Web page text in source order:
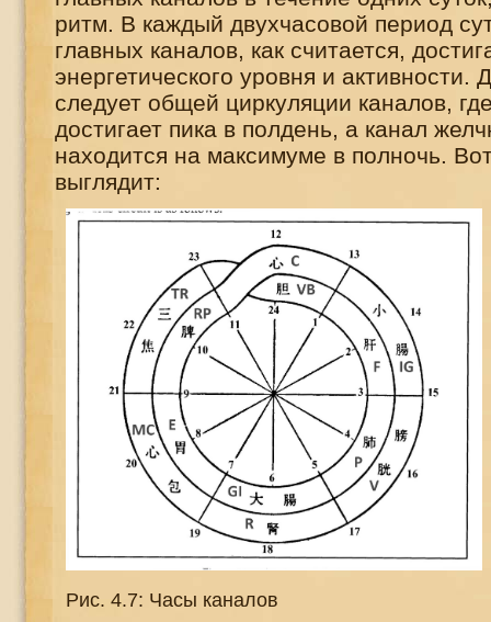
ритм. В каждый двухчасовой период
главных каналов, как считается,
энергетического уровня и
следует общей циркуляции каналов,
достигает пика в полдень, а канал
находится на максимуме в полночь. Вот
выглядит:
Рис. 4.7: Часы каналов